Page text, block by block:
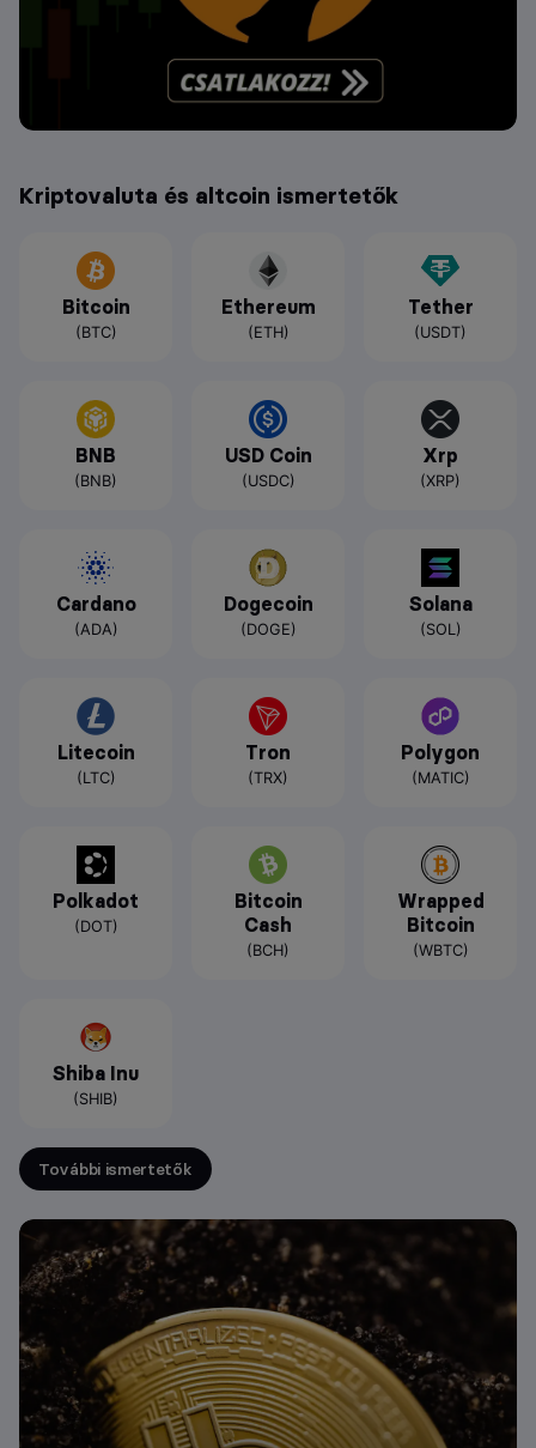
Kriptovaluta és altcoin ismertetők
Bitcoin
(BTC)
Ethereum
(ETH)
Tether
(USDT)
BNB
(BNB)
USD Coin
(USDC)
Xrp
(XRP)
Cardano
(ADA)
Dogecoin
(DOGE)
Solana
(SOL)
Litecoin
(LTC)
Tron
(TRX)
Polygon
(MATIC)
Polkadot
(DOT)
Bitcoin
Cash
(BCH)
Wrapped
Bitcoin
(WBTC)
Shiba Inu
(SHIB)
További ismertetők